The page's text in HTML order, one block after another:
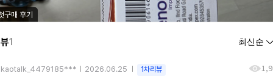
구매 후기
1
2026.06.25 1차리뷰